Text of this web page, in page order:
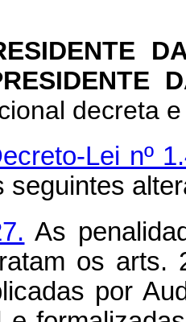
decreta
Lei nº
seguintes
As
os arts.
por